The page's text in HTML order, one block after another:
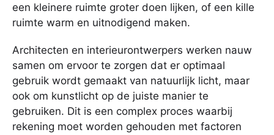
een kleinere ruimte groter doen lijken, of een kille
ruimte warm en uitnodigend maken.
Architecten en interieurontwerpers werken nauw
samen om ervoor te zorgen dat er optimaal
gebruik wordt gemaakt van natuurlijk licht, maar
ook om kunstlicht op de juiste manier te
gebruiken. Dit is een complex proces waarbij
rekening moet worden gehouden met factoren